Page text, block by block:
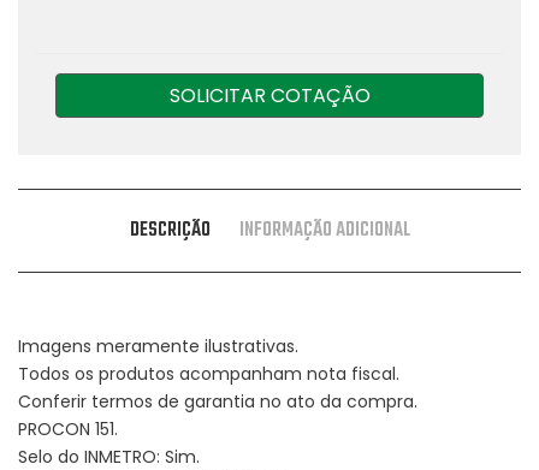
SOLICITAR COTAÇÃO
DESCRIÇÃO INFORMAÇÃO ADICIONAL
Imagens meramente ilustrativas.
Todos os produtos acompanham nota fiscal.
Conferir termos de garantia no ato da compra.
PROCON 151.
Selo do INMETRO: Sim.